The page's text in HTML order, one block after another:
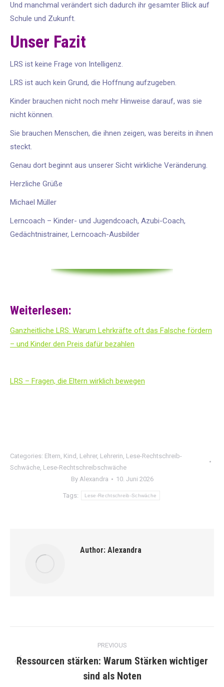
Und manchmal verändert sich dadurch ihr gesamter Blick auf
Schule und Zukunft.
Unser Fazit
LRS ist keine Frage von Intelligenz.
LRS ist auch kein Grund, die Hoffnung aufzugeben.
Kinder brauchen nicht noch mehr Hinweise darauf, was sie
nicht können.
Sie brauchen Menschen, die ihnen zeigen, was bereits in ihnen
steckt.
Genau dort beginnt aus unserer Sicht wirkliche Veränderung.
Herzliche Grüße
Michael Müller
Lerncoach – Kinder- und Jugendcoach, Azubi-Coach,
Gedächtnistrainer, Lerncoach-Ausbilder
Weiterlesen:
Ganzheitliche LRS: Warum Lehrkräfte oft das Falsche fördern
– und Kinder den Preis dafür bezahlen
LRS – Fragen, die Eltern wirklich bewegen
Categories: Eltern, Kind , Lehrer, Lehrerin, Lese-Rechtschreib-
Schwäche, Lese-Rechtschreibschwäche
By Alexandra 10. Juni 2026
Tags: Lese-Rechtschreib-Schwäche
Author: Alexandra
navigation
PREVIOUS
post:
Ressourcen stärken: Warum Stärken wichtiger
sind als Noten